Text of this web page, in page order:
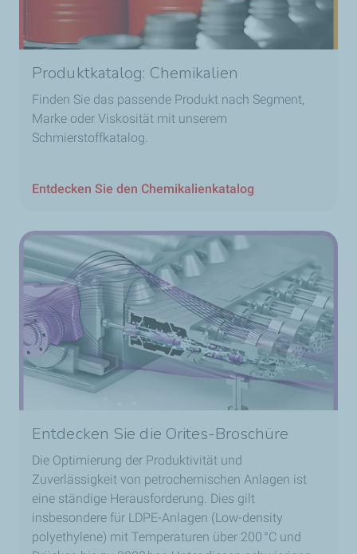
Produktkatalog: Chemikalien
Finden Sie das passende Produkt nach Segment,
Marke oder Viskosität mit unserem
Schmierstoffkatalog.
Entdecken Sie den Chemikalienkatalog
Entdecken Sie die Orites-Broschüre
Die Optimierung der Produktivität und
Zuverlässigkeit von petrochemischen Anlagen ist
eine ständige Herausforderung. Dies gilt
insbesondere für LDPE-Anlagen (Low-density
polyethylene) mit Temperaturen über 200 °C und